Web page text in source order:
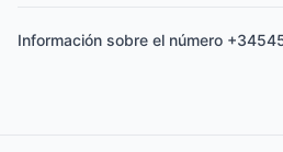
Información sobre el número